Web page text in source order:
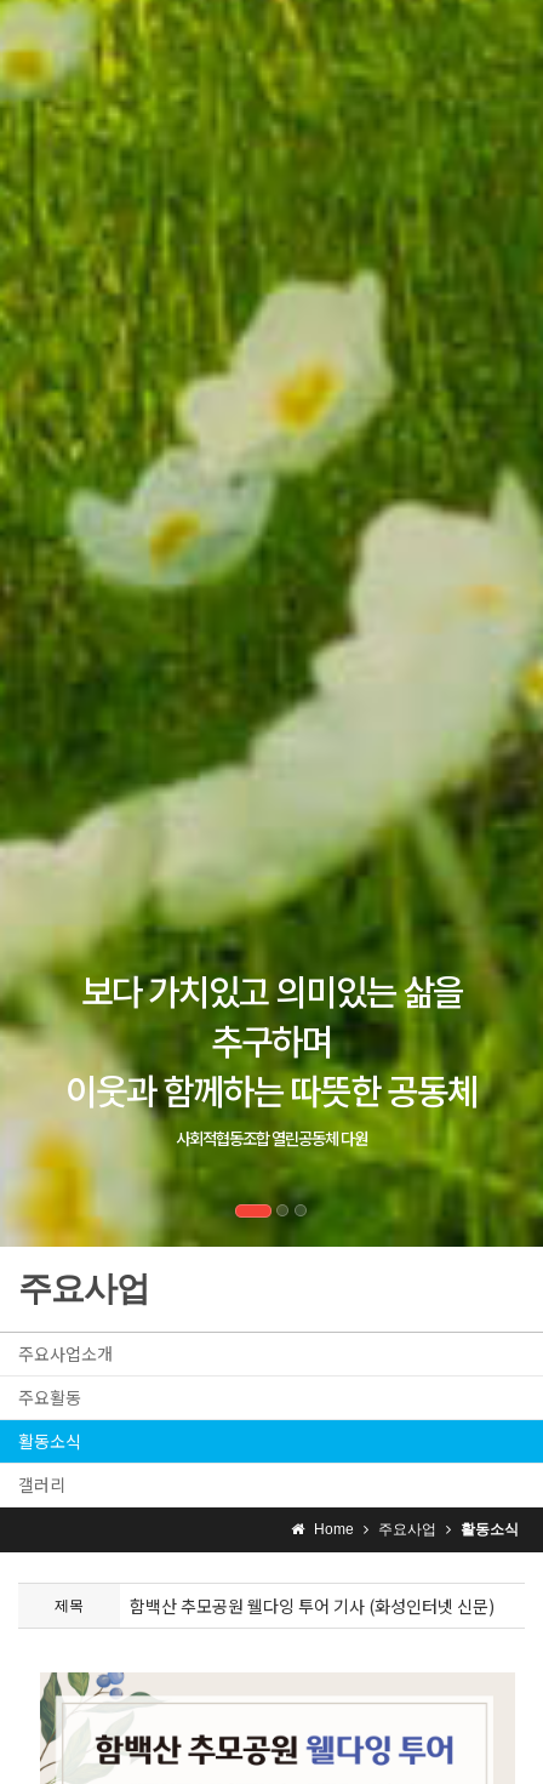
주요사업
주요사업소개
주요활동
활동소식
갤러리
Home 주요사업 활동소식
제목 함백산 추모공원 웰다잉 투어 기사 (화성인터넷 신문)